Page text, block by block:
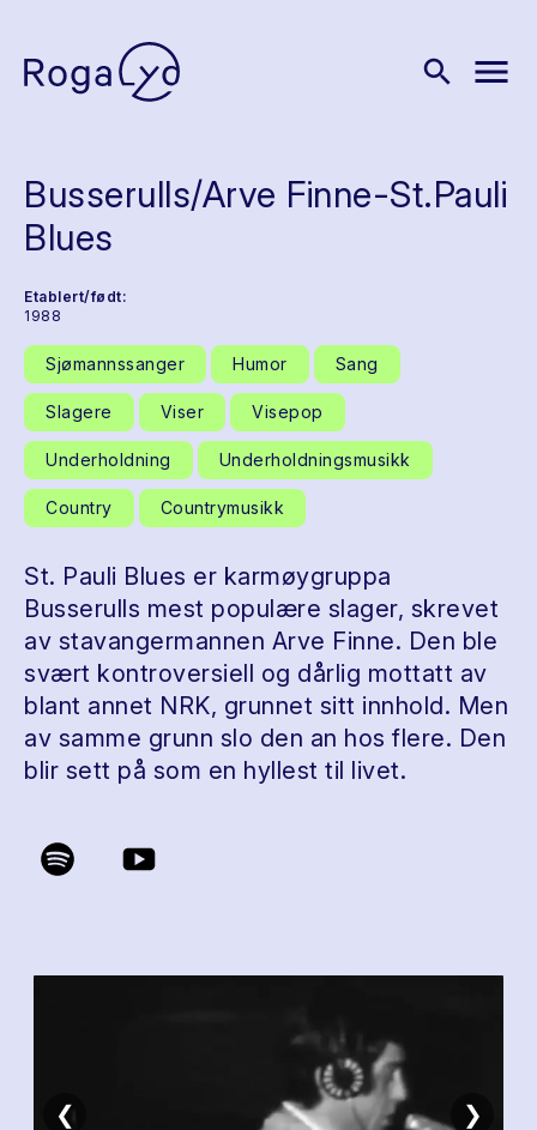
search menu
Busserulls/Arve Finne-St.Pauli
Blues
Etablert/født:
1988
Sjømannssanger Humor Sang
Slagere Viser Visepop
Underholdning Underholdningsmusikk
Country Countrymusikk
St. Pauli Blues er karmøygruppa
Busserulls mest populære slager, skrevet
av stavangermannen Arve Finne. Den ble
svært kontroversiell og dårlig mottatt av
blant annet NRK, grunnet sitt innhold. Men
av samme grunn slo den an hos flere. Den
blir sett på som en hyllest til livet.
❮ ❯